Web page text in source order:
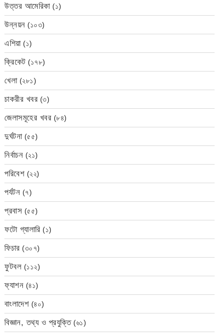
উত্তর আমেরিকা(১)
উন্নয়ন (১০৩)
এশিয়া(১)
ক্রিকেট (১৭৮)
খেলা(২৮১)
চাকরীর খবর (৩)
জেলাসমূহের খবর (৮৪)
দুর্ঘটনা(৫৫)
নির্বাচন (২১)
পরিবেশ (২২)
পর্যটন (৭)
প্রবাস (৫৫)
ফটো গ্যালারি (১)
ফিচার (৩০৭)
ফুটবল (১১২)
ফ্যাশন (৪১)
বাংলাদেশ (৪০)
বিজ্ঞান, তথ্য ও প্রযুক্তি(৬১)